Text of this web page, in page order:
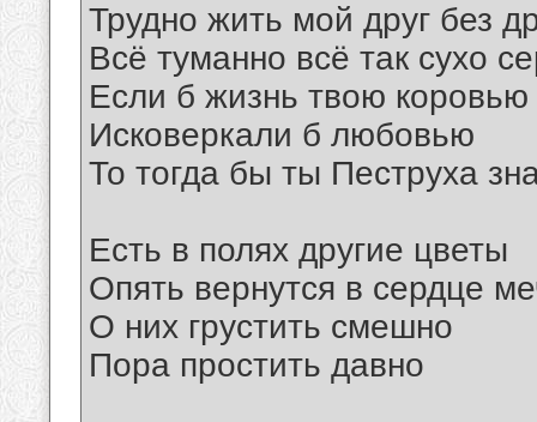
Трудно жить мой друг без
Всё туманно всё так сухо
Если б жизнь твою коровью
Исковеркали б любовью
То тогда бы ты Пеструха
Есть в полях другие цветы
Опять вернутся в сердце
О них грустить смешно
Пора простить давно